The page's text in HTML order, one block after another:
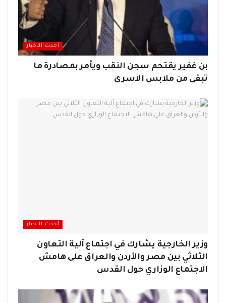
أحدث الاخبار
بن غفير يقتحم سجن النقب ويأمر بمصادرة ما
تبقى من ملابس الأسرى
أحدث الاخبار
وزير الخارجية يشارك في اجتماع آلية التعاون
الثلاثي بين مصر والأردن والعراق على هامش
الاجتماع الوزاري حول القدس